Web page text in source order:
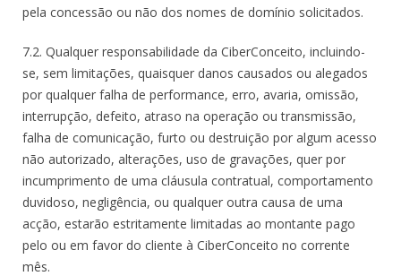
pela concessão ou não dos nomes de domínio solicitados.
7.2. Qualquer responsabilidade da CiberConceito, incluindo-
se, sem limitações, quaisquer danos causados ou alegados
por qualquer falha de performance, erro, avaria, omissão,
interrupção, defeito, atraso na operação ou transmissão,
falha de comunicação, furto ou destruição por algum acesso
não autorizado, alterações, uso de gravações, quer por
incumprimento de uma cláusula contratual, comportamento
duvidoso, negligência, ou qualquer outra causa de uma
acção, estarão estritamente limitadas ao montante pago
pelo ou em favor do cliente à CiberConceito no corrente
mês.